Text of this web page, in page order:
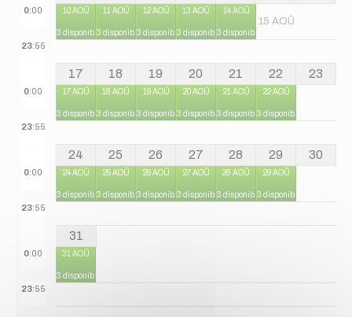
0:00 10 AOÛ
3 disponibles
11 AOÛ
3 disponibles
12 AOÛ
3 disponibles
13 AOÛ
3 disponibles
14 AOÛ
3 disponibles
15 AOÛ
23:55
17 18 19 20 21 22 23
0:00 17 AOÛ
3 disponibles
18 AOÛ
3 disponibles
19 AOÛ
3 disponibles
20 AOÛ
3 disponibles
21 AOÛ
3 disponibles
22 AOÛ
3 disponibles
23:55
24 25 26 27 28 29 30
0:00 24 AOÛ
3 disponibles
25 AOÛ
3 disponibles
26 AOÛ
3 disponibles
27 AOÛ
3 disponibles
28 AOÛ
3 disponibles
29 AOÛ
3 disponibles
23:55
31
0:00 31 AOÛ
3 disponibles
23:55